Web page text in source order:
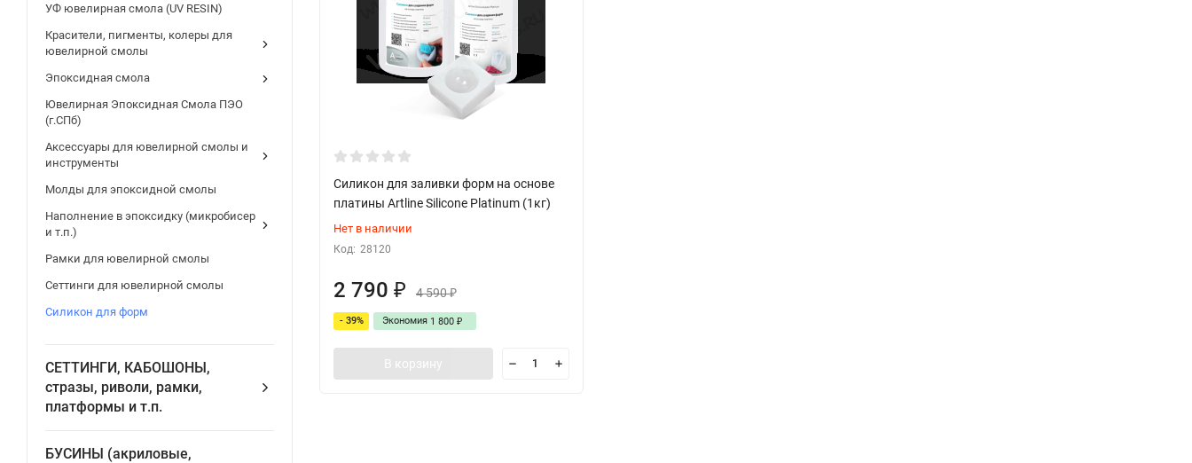
УФ ювелирная смола (UV RESIN)
Красители, пигменты, колеры для
ювелирной смолы
Эпоксидная смола
Ювелирная Эпоксидная Смола ПЭО
(г.СПб)
Аксессуары для ювелирной смолы и
инструменты
Молды для эпоксидной смолы
Наполнение в эпоксидку (микробисер
и т.п.)
Рамки для ювелирной смолы
Сеттинги для ювелирной смолы
Силикон для форм
СЕТТИНГИ, КАБОШОНЫ,
стразы, риволи, рамки,
платформы и т.п.
БУСИНЫ (акриловые,
Силикон для заливки форм на основе
платины Artline Silicone Platinum (1кг)
Нет в наличии
Код: 28120
2 790 ₽ 4 590₽
- 39% Экономия 1 800 ₽
В корзину